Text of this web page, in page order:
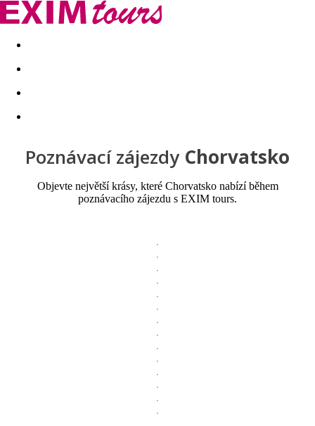
Akční nabídky Last minute
Poznávací zájezdy Chorvatsko
Objevte největší krásy, které Chorvatsko nabízí během
poznávacího zájezdu s EXIM tours.